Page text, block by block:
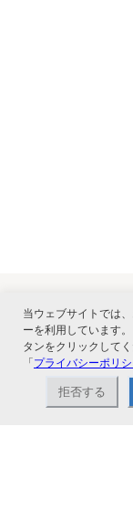
当ウェブサイトでは
ーを利用しています
タンをクリックして
「プライバシーポリ
拒否する